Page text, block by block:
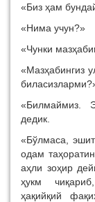
«Биз ҳам
«Нима учун?»
«Чунки
«Мазҳабингиз
«Билмаймиз.
дедик.
«Бўлмаса,
одам
аҳли зоҳир
ҳукм
ҳақийқий